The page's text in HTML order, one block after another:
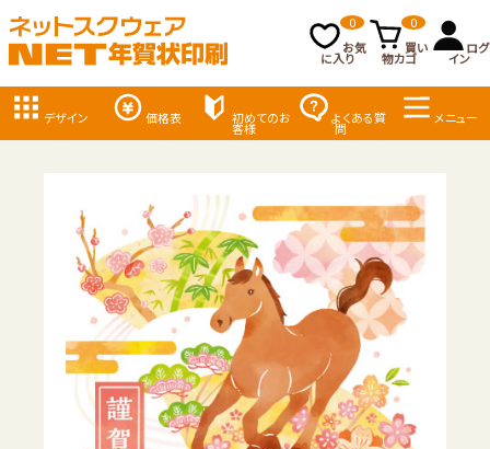
お気
に入り
0
買い
物カゴ
0
ログ
イン
デザイン 価格表 初めてのお
客様
よくある質
問
メニュー